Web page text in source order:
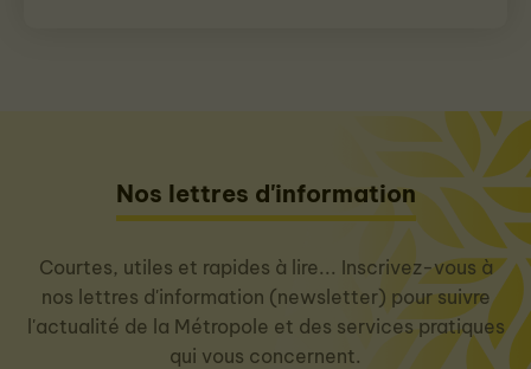
Nos lettres d'information
Courtes, utiles et rapides à lire... Inscrivez-vous à
nos lettres d'information (newsletter) pour suivre
l'actualité de la Métropole et des services pratiques
qui vous concernent.